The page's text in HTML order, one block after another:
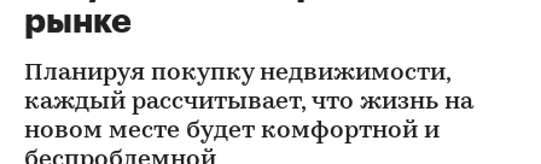
рынке
Планируя покупку недвижимости,
каждый рассчитывает, что жизнь на
новом месте будет комфортной и